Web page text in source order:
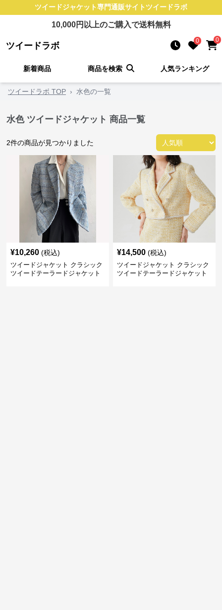
ツイードジャケット専門通販サイト ツイードラボ
10,000円以上のご購入で送料無料
ツイードラボ 0 0
新着商品 商品を検索 人気ランキング
ツイードラボ TOP › 水色の一覧
水色 ツイードジャケット 商品一覧
2件の商品が見つかりました
¥10,260 (税込)
ツイードジャケット クラシック
ツイードテーラードジャケット
¥14,500 (税込)
ツイードジャケット クラシック
ツイードテーラードジャケット